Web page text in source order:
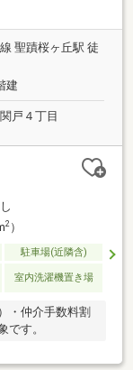
聖蹟桜ヶ丘駅 徒
建
戸４丁目
2）
駐車場(近隣含)
室内洗濯機置き場
・仲介手数料割
です。